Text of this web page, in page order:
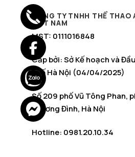
CÔNG TY TNHH THỂ THAO
VIỆT NAM
MST: 0111016848
Cấp bởi: Sở Kế hoạch và
phố Hà Nội (04/04/2025)
Số 209 phố Vũ Tông Phan,
Khương Đình, Hà Nội
Hotline: 0981.20.10.34